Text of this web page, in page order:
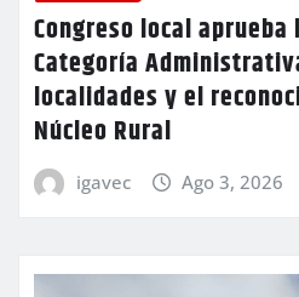
Congreso local
Categoría
localidades y el
Núcleo Rural
igavec Ago 3, 2026